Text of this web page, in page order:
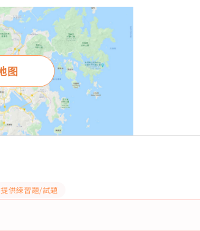
图
提供練習題/試題